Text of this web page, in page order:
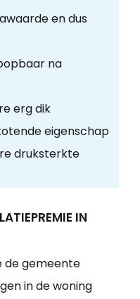
en dus
na
erg dik
eigenschap
druksterkte
IN
de gemeente
in de woning